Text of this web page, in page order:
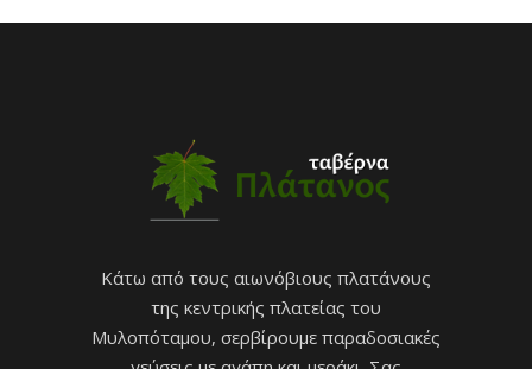
Κάτω από τους αιωνόβιους πλατάνους
της κεντρικής πλατείας του
Μυλοπόταμου, σερβίρουμε παραδοσιακές